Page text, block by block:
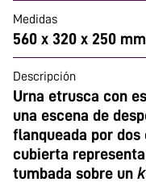
Medidas
560 x 320 x 250 mm
Descripción
Urna etrusca con
una escena de
flanqueada por dos
cubierta
tumbada sobre un